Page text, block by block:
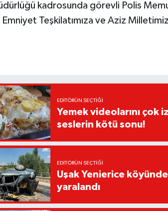
kadrosunda görevli Polis
Teşkilatımıza ve Aziz
EDITÖRÜN SEÇTIĞI
Yemek videolarını çok
seslerin kötü sonu!
EDITÖRÜN SEÇTIĞI
Uşak Yenierice
yaralandı